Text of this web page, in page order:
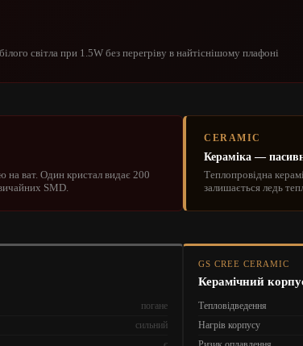
світла при 1.5W без перегріву в найтіснішому плафоні
ват. Один кристал видає 200
SMD.
CERAMIC
Кераміка —
Теплопровідна
залишається ледь
погане
сильний
GS CREE CERAMIC
Керамічний
Тепловідведення
Нагрів корпусу